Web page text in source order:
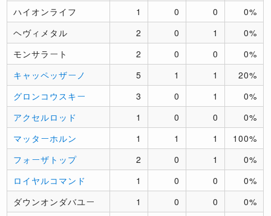
ハイオンライフ
1 0 0
0%
ヘヴィメタル
2 0 1
0%
モンサラート
2 0 0
0%
キャッペッザーノ
5 1 1
20%
グロンコウスキー
3 0 1
0%
アクセルロッド
1 0 0
0%
マッターホルン
1 1 1
100%
フォーザトップ
2 0 1
0%
ロイヤルコマンド
1 0 0
0%
ダウンオンダバユー
1 0 0
0%